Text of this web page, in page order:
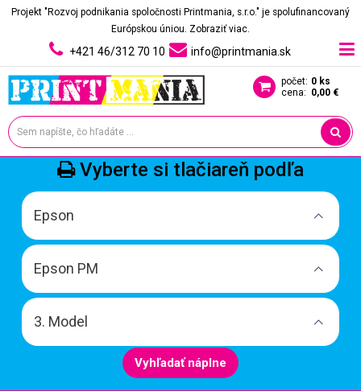
Projekt "Rozvoj podnikania spoločnosti Printmania, s.r.o." je spolufinancovaný
Európskou úniou. Zobraziť viac.
+421 46/312 70 10 info@printmania.sk
počet: 0 ks
cena: 0,00 €
Vyberte si tlačiareň podľa
Epson
Epson PM
3. Model
Vyhľadať náplne